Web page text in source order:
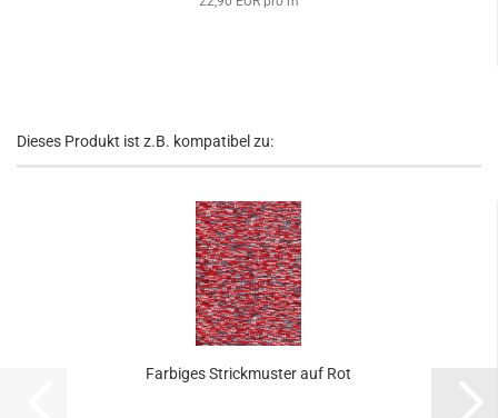
Dieses Produkt ist z.B. kompatibel zu:
Farbiges Strickmuster auf Rot